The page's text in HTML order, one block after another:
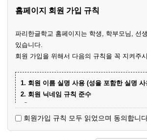
홈페이지 회원 가입 규칙
파리한글학교 홈페이지는 학생, 학부모님, 선
있습니다.
회원 가입을 위해서 다음의 규칙을 꼭 지켜주
1. 회원 이름 실명 사용 (성을 포함한 실명 사
2. 회원 닉네임 규칙 준수
① 학부모 회원 닉네임
- 학생 이름+엄마(아빠)
(
회원가입 규칙 모두 읽었으며 동의합니